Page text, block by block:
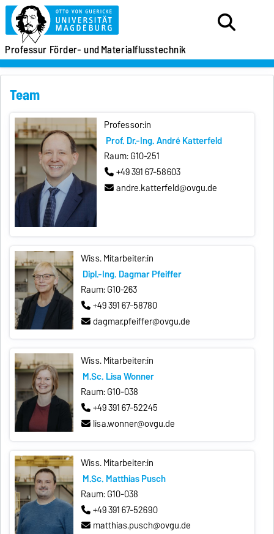
Professur Förder- undMaterialflusstechnik
Team
Professor:in
Prof. Dr.-Ing. André Katterfeld
Raum: G10-251
+49 391 67-58603
andre.katterfeld@ovgu.de
Wiss. Mitarbeiter:in
Dipl.-Ing. Dagmar Pfeiffer
Raum: G10-263
+49 391 67-58780
dagmar.pfeiffer@ovgu.de
Wiss. Mitarbeiter:in
M.Sc. Lisa Wonner
Raum: G10-038
+49 391 67-52245
lisa.wonner@ovgu.de
Wiss. Mitarbeiter:in
M.Sc. Matthias Pusch
Raum: G10-038
+49 391 67-52690
matthias.pusch@ovgu.de